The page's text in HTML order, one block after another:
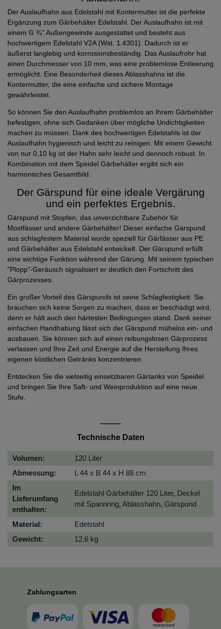
Der Auslaufhahn aus Edelstahl mit Kontermutter ist die perfekte
Ergänzung zum Gärbehälter Edelstahl. Der Auslaufhahn ist mit
einem G ¾" Außengewinde ausgestattet und besteht aus
hochwertigem Edelstahl V2A (Wst. 1.4301). Dadurch ist er
äußerst langlebig und korrosionsbeständig. Das Auslaufrohr hat
einen Durchmesser von 10 mm, was eine problemlose Entleerung
ermöglicht. Eine Besonderheit dieses Ablasshahns ist die
Kontermutter, die eine einfache und sichere Montage
gewährleistet.
So können Sie den Auslaufhahn problemlos an Ihrem Gärbehälter
befestigen, ohne sich Gedanken über mögliche Undichtigkeiten
machen zu müssen. Dank des hochwertigen Edelstahls ist der
Auslaufhahn hygienisch und leicht zu reinigen. Mit einem Gewicht
von nur 0,10 kg ist der Hahn sehr leicht und dennoch robust. In
Kombination mit dem Speidel Gärbehälter ergibt sich ein
harmonisches Gesamtbild.
Der Gärspund für eine ideale Vergärung
und ein perfektes Ergebnis.
Gärspund mit Stopfen, das unverzichtbare Zubehör für
Mostfässer und andere Gärbehälter! Dieser einfache Gärspund
aus schlagfestem Material wurde speziell für Gärfässer aus PE
und Gärbehälter aus Edelstahl entwickelt. Der Gärspund erfüllt
eine wichtige Funktion während der Gärung. Mit seinem typischen
"Plopp"-Geräusch signalisiert er deutlich den Fortschritt des
Gärprozesses.
Ein großer Vorteil des Gärspunds ist seine Schlagfestigkeit. Sie
brauchen sich keine Sorgen zu machen, dass er beschädigt wird,
denn er hält auch den härtesten Bedingungen stand. Dank seiner
einfachen Handhabung lässt sich der Gärspund mühelos ein- und
ausbauen. Sie können sich auf einen reibungslosen Gärprozess
verlassen und Ihre Zeit und Energie auf die Herstellung Ihres
eigenen köstlichen Getränks konzentrieren.
Entdecken Sie die vielseitig einsetzbaren Gärtanks von Speidel
und bringen Sie Ihre Saft- und Weinproduktion auf eine neue
Stufe.
Technische Daten
Volumen:
120 Liter
Abmessung:
L 44 x B 44 x H 88 cm
Im
Lieferumfang
enthalten:
Edelstahl Gärbehälter 120 Liter, Deckel
mit Spannring, Ablasshahn, Gärspund
Material:
Edelstahl
Gewicht:
12,6 kg
Zahlungsarten